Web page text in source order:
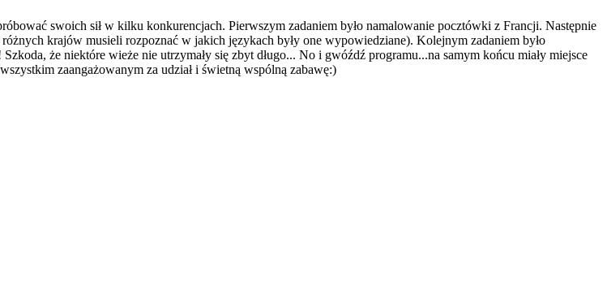
swoich sił w kilku konkurencjach. Pierwszym zadaniem było namalowanie pocztówki z Francji. Następnie
krajów musieli rozpoznać w jakich językach były one wypowiedziane). Kolejnym zadaniem było
że niektóre wieże nie utrzymały się zbyt długo... No i gwóźdź programu...na samym końcu miały miejsce
zaangażowanym za udział i świetną wspólną zabawę:)